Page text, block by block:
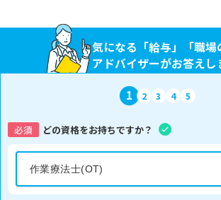
気になる「給与」「職場
アドバイザーがお答えし
1 2 3 4 5
必須 どの資格をお持ちですか？